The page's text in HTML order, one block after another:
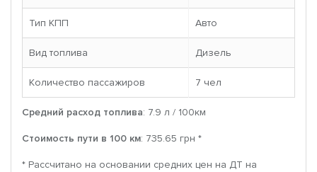
Тип КПП Авто
Вид топлива Дизель
Количество пассажиров 7 чел
Средний расход топлива: 7.9 л / 100км
Стоимость пути в 100 км: 735.65 грн *
* Рассчитано на основании средних цен на ДТ на